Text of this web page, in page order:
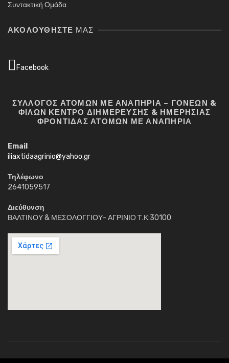
Συντακτική Ομάδα
ΑΚΟΛΟΥΘΉΣΤΕ ΜΑΣ
Facebook
ΣΥΛΛΟΓΟΣ ΑΤΟΜΩΝ ΜΕ ΑΝΑΠΗΡΙΑ – ΓΟΝΕΩΝ &
ΦΙΛΩΝ ΚΕΝΤΡΟ ΔΙΗΜΕΡΕΥΣΗΣ & ΗΜΕΡΗΣΙΑΣ
ΦΡΟΝΤΙΔΑΣ ΑΤΟΜΩΝ ΜΕ ΑΝΑΠΗΡΙΑ
Email
iliaxtidaagrinio@yahoo.gr
Τηλέφωνο
2641059517
Διεύθυνση
ΒΑΛΤΙΝΟΥ & ΜΕΣΟΛΟΓΓΙΟΥ- ΑΓΡΙΝΙΟ Τ.Κ:30100